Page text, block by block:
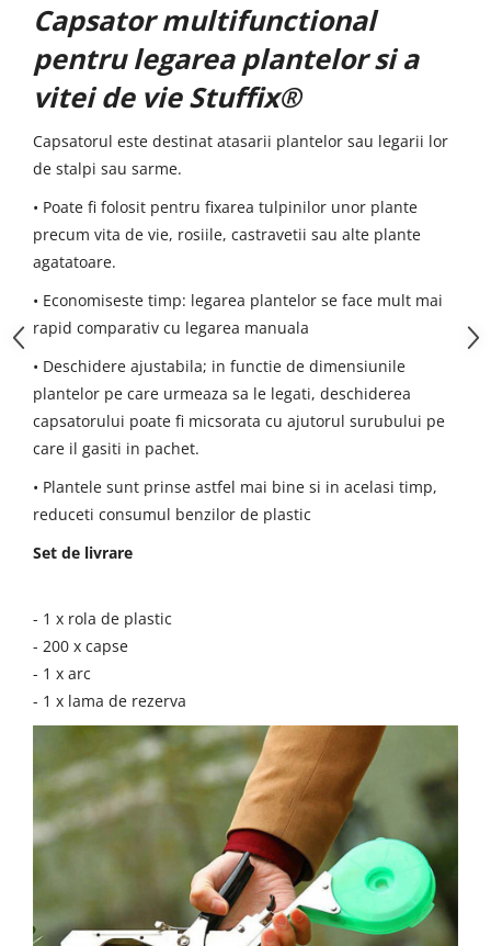
Capsator multifunctional
pentru legarea plantelor si a
vitei de vie Stuffix®
Capsatorul este destinat atasarii plantelor sau legarii lor
de stalpi sau sarme.
• Poate fi folosit pentru fixarea tulpinilor unor plante
precum vita de vie, rosiile, castravetii sau alte plante
agatatoare.
• Economiseste timp: legarea plantelor se face mult mai
rapid comparativ cu legarea manuala
• Deschidere ajustabila; in functie de dimensiunile
plantelor pe care urmeaza sa le legati, deschiderea
capsatorului poate fi micsorata cu ajutorul surubului pe
care il gasiti in pachet.
• Plantele sunt prinse astfel mai bine si in acelasi timp,
reduceti consumul benzilor de plastic
Set de livrare
- 1 x rola de plastic
- 200 x capse
- 1 x arc
- 1 x lama de rezerva